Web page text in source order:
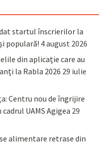
dat startul înscrierilor la
populară! 4 august 2026
din aplicație care au
la Rabla 2026 29 iulie
Centru nou de îngrijire
UAMS Agigea 29
alimentare retrase din